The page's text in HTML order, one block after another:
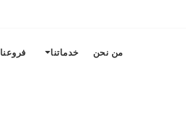
من نحن خدماتنا فروعنا